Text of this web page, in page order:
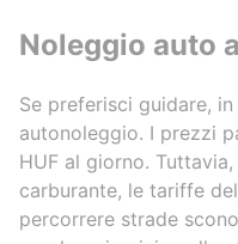
Noleggio auto
Se preferisci guidare,
autonoleggio. I prezzi
HUF al giorno.
carburante, le tariffe
percorrere strade